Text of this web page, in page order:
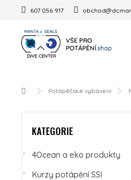
607 056 917
Domů Potápěčské vybavení
POSTRANNÍ PANEL
KATEGORIE
4Ocean a eko produkty
Kurzy potápění SSI